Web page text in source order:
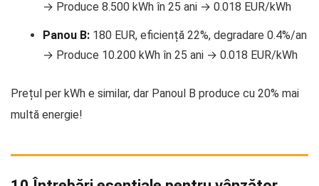
→ Produce 8.500 kWh în 25 ani → 0.018 EUR/kWh
Panou B: 180 EUR, eficiență 22%, degradare 0.4%/an
→ Produce 10.200 kWh în 25 ani → 0.018 EUR/kWh
Prețul per kWh e similar, dar Panoul B produce cu 20% mai
multă energie!